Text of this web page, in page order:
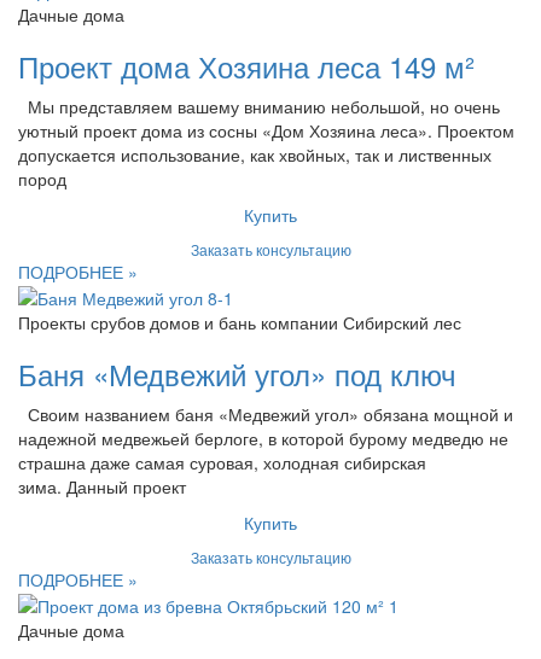
Дачные дома
Проект дома Хозяина леса 149 м²
Мы представляем вашему вниманию небольшой, но очень
уютный проект дома из сосны «Дом Хозяина леса». Проектом
допускается использование, как хвойных, так и лиственных
пород
Купить
Заказать консультацию
ПОДРОБНЕЕ »
Проекты срубов домов и бань компании Сибирский лес
Баня «Медвежий угол» под ключ
Своим названием баня «Медвежий угол» обязана мощной и
надежной медвежьей берлоге, в которой бурому медведю не
страшна даже самая суровая, холодная сибирская
зима. Данный проект
Купить
Заказать консультацию
ПОДРОБНЕЕ »
Дачные дома